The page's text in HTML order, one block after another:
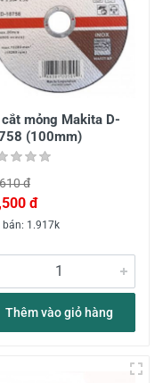
mỏng Makita D-
(100mm)
đ
đ
1.917k
Thêm vào giỏ hàng